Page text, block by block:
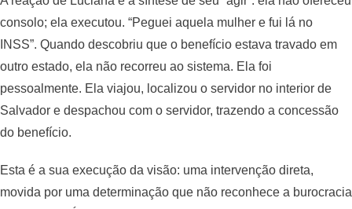
consolo; ela executou. “Peguei aquela mulher e fui lá no
INSS”. Quando descobriu que o benefício estava travado em
outro estado, ela não recorreu ao sistema. Ela foi
pessoalmente. Ela viajou, localizou o servidor no interior de
Salvador e despachou com o servidor, trazendo a concessão
do benefício.
Esta é a sua execução da visão: uma intervenção direta,
movida por uma determinação que não reconhece a burocracia